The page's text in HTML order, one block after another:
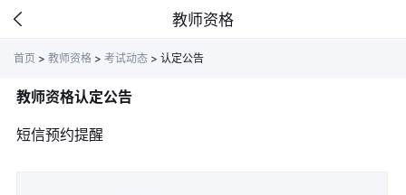
教师资格
首页 > 教师资格 > 考试动态 > 认定公告
教师资格认定公告
短信预约提醒